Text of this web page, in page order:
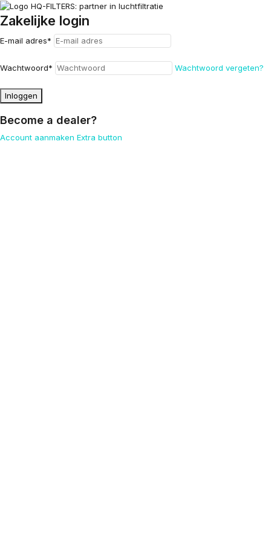
Zakelijke login
E-mail adres*
Wachtwoord* Wachtwoord vergeten?
Inloggen
Become a dealer?
Account aanmaken Extra button